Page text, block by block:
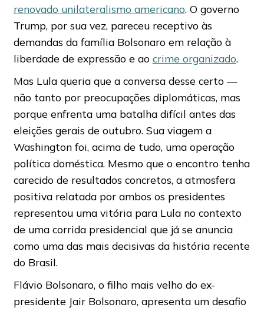
renovado unilateralismo americano. O governo
Trump, por sua vez, pareceu receptivo às
demandas da família Bolsonaro em relação à
liberdade de expressão e ao crime organizado.
Mas Lula queria que a conversa desse certo —
não tanto por preocupações diplomáticas, mas
porque enfrenta uma batalha difícil antes das
eleições gerais de outubro. Sua viagem a
Washington foi, acima de tudo, uma operação
política doméstica. Mesmo que o encontro tenha
carecido de resultados concretos, a atmosfera
positiva relatada por ambos os presidentes
representou uma vitória para Lula no contexto
de uma corrida presidencial que já se anuncia
como uma das mais decisivas da história recente
do Brasil.
Flávio Bolsonaro, o filho mais velho do ex-
presidente Jair Bolsonaro, apresenta um desafio